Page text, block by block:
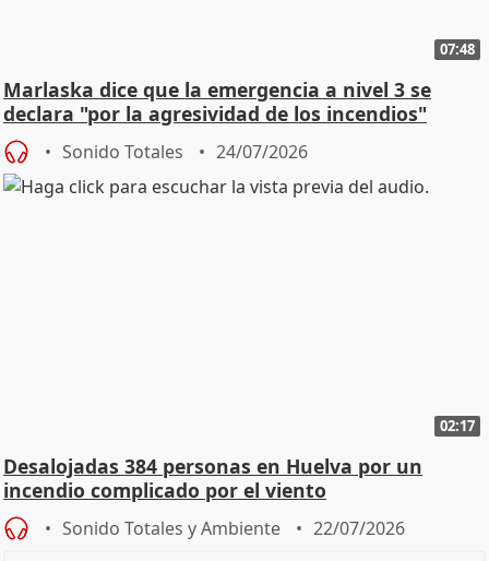
07:48
Marlaska dice que la emergencia a nivel 3 se
declara "por la agresividad de los incendios"
Sonido Totales 24/07/2026
02:17
Desalojadas 384 personas en Huelva por un
incendio complicado por el viento
Sonido Totales y Ambiente 22/07/2026